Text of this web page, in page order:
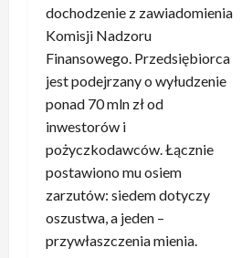
dochodzenie z zawiadomienia
Komisji Nadzoru
Finansowego. Przedsiębiorca
jest podejrzany o wyłudzenie
ponad 70 mln zł od
inwestorów i
pożyczkodawców. Łącznie
postawiono mu osiem
zarzutów: siedem dotyczy
oszustwa, a jeden –
przywłaszczenia mienia.